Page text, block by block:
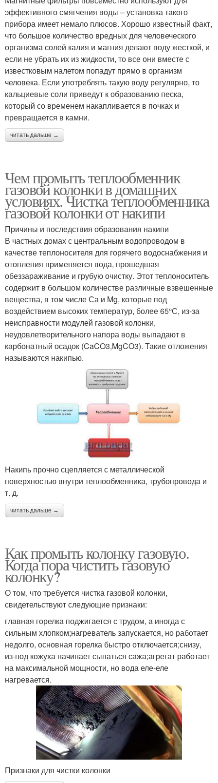
эффективного смягчения воды – установка такого
прибора имеет немало плюсов. Хорошо известный факт,
что большое количество вредных для человеческого
организма солей калия и магния делают воду жесткой, и
если не убрать их из жидкости, то все они вместе с
известковым налетом попадут прямо в организм
человека. Если употреблять такую воду регулярно, то
кальциевые соли приведут к образованию песка,
который со временем накапливается в почках и
превращается в камни.
читать дальше →
Чем промыть теплообменник
газовой колонки в домашних
условиях. Чистка теплообменника
газовой колонки от накипи
Причины и последствия образования накипи
В частных домах с центральным водопроводом в
качестве теплоносителя для горячего водоснабжения и
отопления применяется вода, прошедшая
обеззараживание и грубую очистку. Этот теплоноситель
содержит в большом количестве различные взвешенные
вещества, в том числе Са и Mg, которые под
воздействием высоких температур, более 65°С, из-за
неисправности модулей газовой колонки,
неудовлетворительного напора воды выпадают в
карбонатный осадок (CaCO3,MgCO3). Такие отложения
называются накипью.
Накипь прочно сцепляется с металлической
поверхностью внутри теплообменника, трубопровода и
т. д.
читать дальше →
Как промыть колонку газовую.
Когда пора чистить газовую
колонку?
О том, что требуется чистка газовой колонки,
свидетельствуют следующие признаки:
главная горелка поджигается с трудом, а иногда с
сильным хлопком;нагреватель запускается, но работает
недолго, основная горелка быстро отключается;снизу,
из-под кожуха начинает сыпаться сажа;агрегат работает
на максимальной мощности, но вода еле-еле
нагревается.
Признаки для чистки колонки